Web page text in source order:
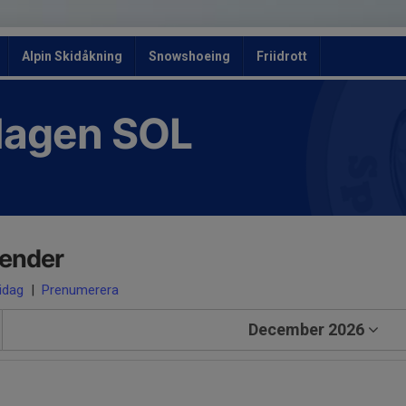
Alpin Skidåkning Snowshoeing Friidrott
SOL
| Prenumerera
December 2026